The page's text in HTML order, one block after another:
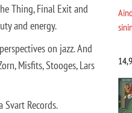
Thing, Final Exit and
and energy.
on jazz. And
Misfits, Stooges, Lars
Records.